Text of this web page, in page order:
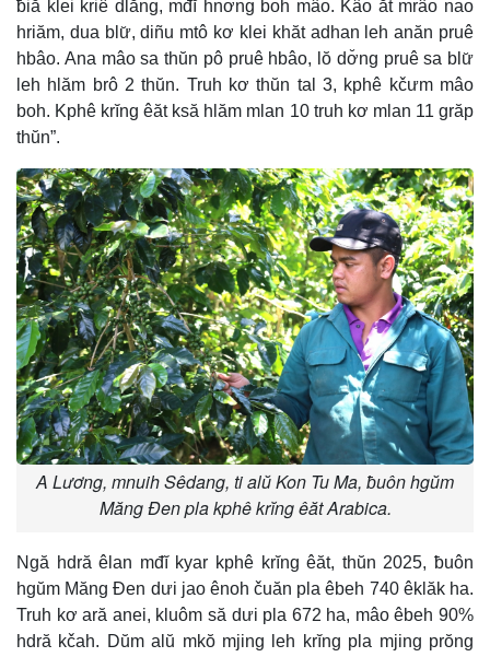
ƀiă klei kriê dlăng, mđĭ hnơ̆ng boh mâo. Kâo ăt mrâo nao
hriăm, dua blư̆, diñu mtô kơ klei khăt adhan leh anăn pruê
hbâo. Ana mâo sa thŭn pô pruê hbâo, lŏ dơ̆ng pruê sa blư̆
leh hlăm brô 2 thŭn. Truh kơ thŭn tal 3, kphê kčưm mâo
boh. Kphê krĭng êăt ksă hlăm mlan 10 truh kơ mlan 11 grăp
thŭn”.
A Lương, mnuih Sêdang, ti alŭ Kon Tu Ma, ƀuôn hgŭm
Măng Đen pla kphê krĭng êăt Arabica.
Ngă hdră êlan mđĭ kyar kphê krĭng êăt, thŭn 2025, ƀuôn
hgŭm Măng Đen dưi jao ênoh čuăn pla êbeh 740 êklăk ha.
Truh kơ ară anei, kluôm să dưi pla 672 ha, mâo êbeh 90%
hdră kčah. Dŭm alŭ mkŏ mjing leh krĭng pla mjing prŏng